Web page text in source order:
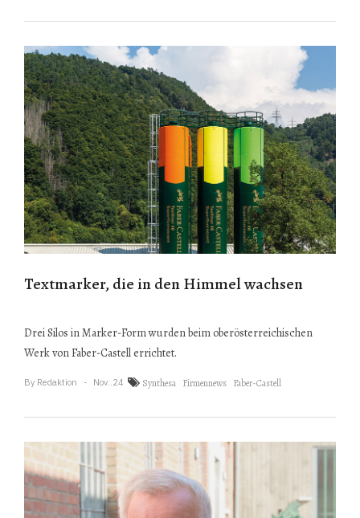
Textmarker, die in den Himmel wachsen
Drei Silos in Marker-Form wurden beim oberösterreichischen
Werk von Faber-Castell errichtet.
By Redaktion Nov..24 Synthesa Firmennews Faber-Castell